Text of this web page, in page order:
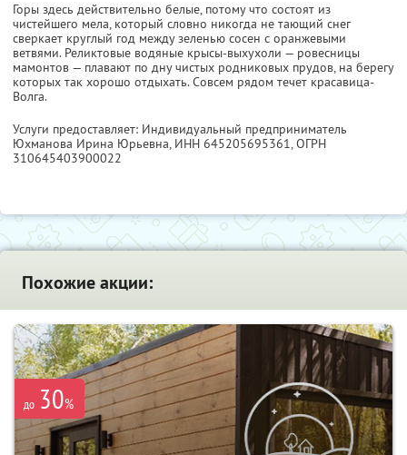
Горы здесь действительно белые, потому что состоят из
чистейшего мела, который словно никогда не тающий снег
сверкает круглый год между зеленью сосен с оранжевыми
ветвями. Реликтовые водяные крысы-выхухоли — ровесницы
мамонтов — плавают по дну чистых родниковых прудов, на берегу
которых так хорошо отдыхать. Совсем рядом течет красавица-
Волга.
Услуги предоставляет: Индивидуальный предприниматель
Юхманова Ирина Юрьевна, ИНН 645205695361, ОГРН
310645403900022
Похожие акции:
до 30%